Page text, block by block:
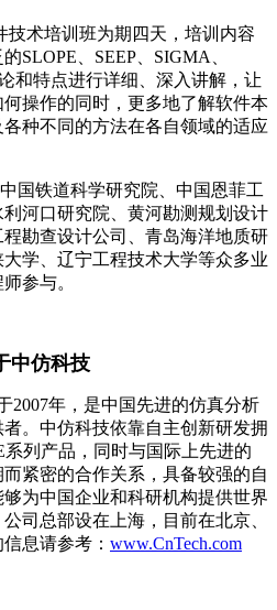
术培训班为期四天，培训内容
SLOPE、SEEP、SIGMA、
和特点进行详细、深入讲解，让
操作的同时，更多地了解软件本
种不同的方法在各自领域的适应
铁道科学研究院、中国恩菲工
河口研究院、黄河勘测规划设计
勘查设计公司、青岛海洋地质研
学、辽宁工程技术大学等众多业
参与。
中仿科技
年，是中国先进的仿真分析
。中仿科技依靠自主创新研发拥
列产品，同时与国际上先进的
紧密的合作关系，具备较强的自
为中国企业和科研机构提供世界
司总部设在上海，目前在北京、
息请参考： www.CnTech.com